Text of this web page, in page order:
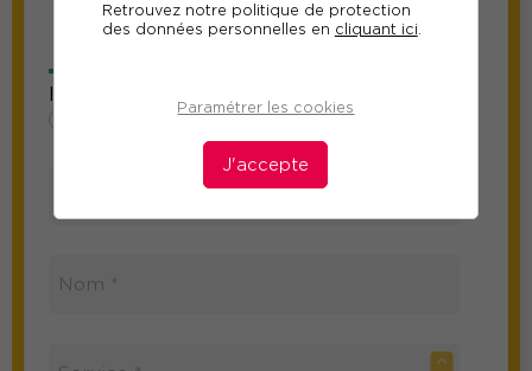
Retrouvez notre politique de protection
des données personnelles en cliquant ici.
Paramétrer les cookies
J'accepte
participants
au responsable suivi
de la formation
Information sur le participant